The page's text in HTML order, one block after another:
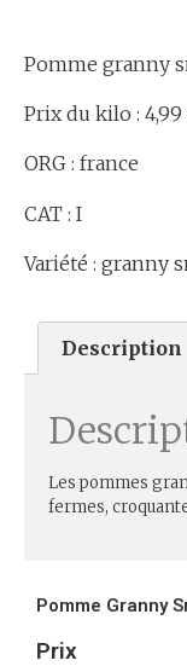
Pomme granny
Prix du kilo :
ORG : france
CAT : I
Variété : granny
Description
Les pommes
fermes,
Pomme Granny
Prix